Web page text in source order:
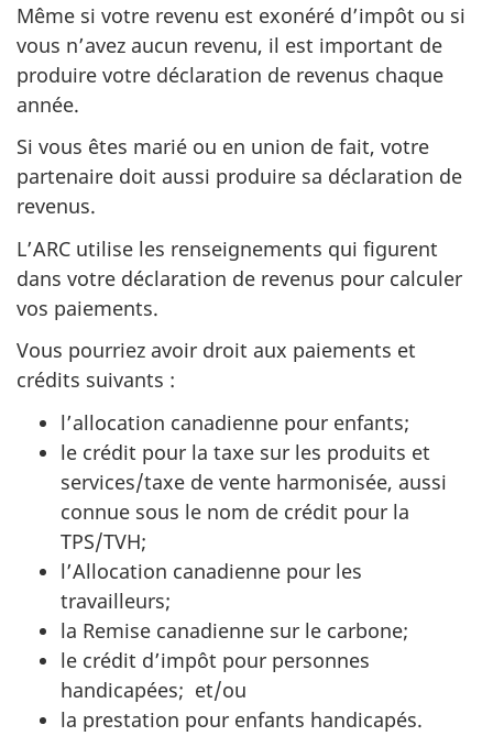
Même si votre revenu est exonéré d’impôt ou si
vous n’avez aucun revenu, il est important de
produire votre déclaration de revenus chaque
année.
Si vous êtes marié ou en union de fait, votre
partenaire doit aussi produire sa déclaration de
revenus.
L’ARC utilise les renseignements qui figurent
dans votre déclaration de revenus pour calculer
vos paiements.
Vous pourriez avoir droit aux paiements et
crédits suivants :
l’allocation canadienne pour enfants;
le crédit pour la taxe sur les produits et
services/taxe de vente harmonisée, aussi
connue sous le nom de crédit pour la
TPS/TVH;
l’Allocation canadienne pour les
travailleurs;
la Remise canadienne sur le carbone;
le crédit d’impôt pour personnes
handicapées; et/ou
la prestation pour enfants handicapés.